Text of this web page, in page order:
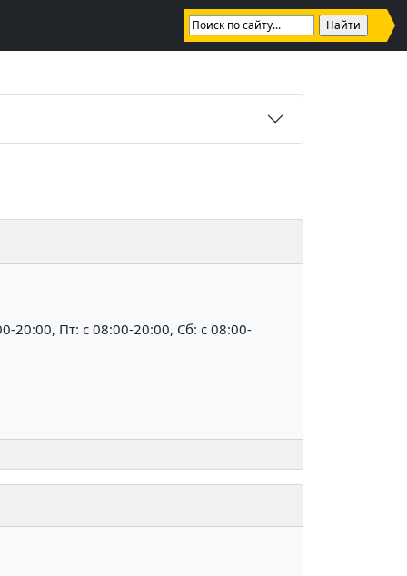
20:00, Пт: c 08:00-20:00, Сб: c 08:00-